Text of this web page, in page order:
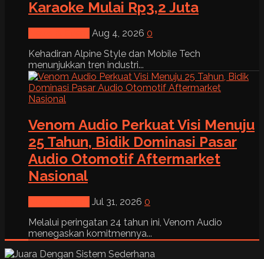
Karaoke Mulai Rp3,2 Juta
Aug 4, 2026 0
Kehadiran Alpine Style dan Mobile Tech
menunjukkan tren industri...
Venom Audio Perkuat Visi Menuju
25 Tahun, Bidik Dominasi Pasar
Audio Otomotif Aftermarket
Nasional
Jul 31, 2026 0
Melalui peringatan 24 tahun ini, Venom Audio
menegaskan komitmennya...